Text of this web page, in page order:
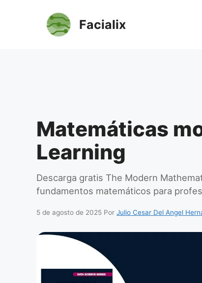
Facialix
Matemáticas
Learning
Descarga gratis The Modern
fundamentos matemáticos para
5 de agosto de 2025 Por Julio Cesar Del Angel